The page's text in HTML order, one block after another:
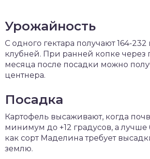
Урожайность
С одного гектара получают 164-232
клубней. При ранней копке через
месяца после посадки можно
центнера.
Посадка
Картофель высаживают, когда
минимум до +12 градусов, а лучше
как сорт Маделина требует
землю.